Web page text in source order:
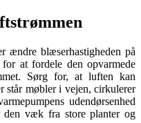
ændre blæserhastigheden på
for at fordele den opvarmede
Sørg for, at luften kan
står møbler i vejen, cirkulerer
udendørsenhed
den væk fra store planter og